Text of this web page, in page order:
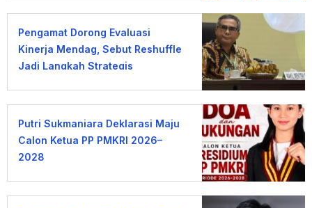
Pengamat Dorong Evaluasi
Kinerja Mendag, Sebut Reshuffle
Jadi Langkah Strategis
Putri Sukmaniara Deklarasi Maju
Calon Ketua PP PMKRI 2026–
2028